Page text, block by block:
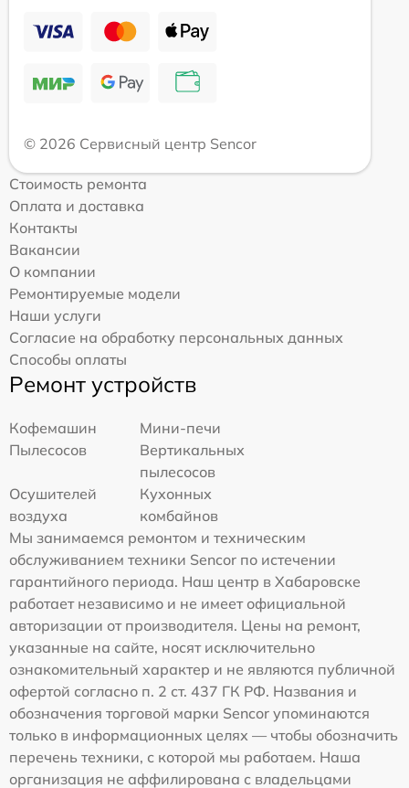
© 2026 Сервисный центр Sencor
Стоимость ремонта
Оплата и доставка
Контакты
Вакансии
О компании
Ремонтируемые модели
Наши услуги
Согласие на обработку персональных данных
Способы оплаты
Ремонт устройств
Кофемашин
Мини-печи
Пылесосов
Вертикальных
пылесосов
Осушителей
воздуха
Кухонных
комбайнов
Мы занимаемся ремонтом и техническим
обслуживанием техники Sencor по истечении
гарантийного периода. Наш центр в Хабаровске
работает независимо и не имеет официальной
авторизации от производителя. Цены на ремонт,
указанные на сайте, носят исключительно
ознакомительный характер и не являются публичной
офертой согласно п. 2 ст. 437 ГК РФ. Названия и
обозначения торговой марки Sencor упоминаются
только в информационных целях — чтобы обозначить
перечень техники, с которой мы работаем. Наша
организация не аффилирована с владельцами